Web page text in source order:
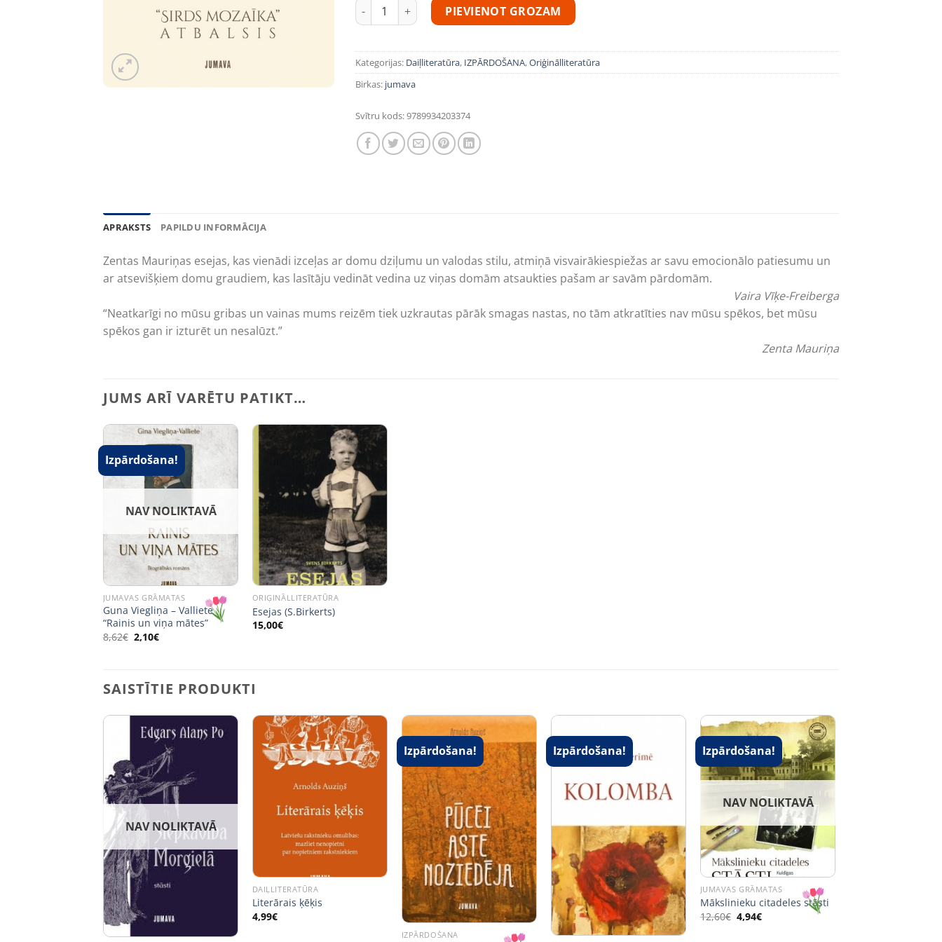
Zenta Mauriņa, Vaira Vīķe-Freiberga "Sirds mozaīka. Atbalsis" daudzums
PIEVIENOT GROZAM
Kategorijas: Daiļliteratūra, IZPĀRDOŠANA,Oriģinālliteratūra
Birkas: jumava
Svītru kods:9789934203374
APRAKSTS PAPILDU INFORMĀCIJA
Zentas Mauriņas esejas, kas vienādi izceļas ar domu dziļumu un valodas stilu, atmiņā visvairākiespiežas ar savu emocionālo patiesumu un
ar atsevišķiem domu graudiem, kas lasītāju vedināt vedina uz viņas domām atsaukties pašam ar savām pārdomām.
Vaira Vīķe-Freiberga
“Neatkarīgi no mūsu gribas un vainas mums reizēm tiek uzkrautas pārāk smagas nastas, no tām atkratīties nav mūsu spēkos, bet mūsu
spēkos gan ir izturēt un nesalūzt.”
Zenta Mauriņa
JUMS ARĪ VARĒTU PATIKT…
Izpārdošana!
NAV NOLIKTAVĀ
JUMAVAS GRĀMATAS
Guna Viegliņa – Valliete
“Rainis un viņa mātes”
8,62€ Original
price
2,10€Current
ORIĢINĀLLITERATŪRA
Esejas (S.Birkerts)
15,00€
SAISTĪTIE PRODUKTI
NAV NOLIKTAVĀ
DAIĻLITERATŪRA
Literārais ķēķis
4,99€
Izpārdošana!
IZPĀRDOŠANA
Izpārdošana! Izpārdošana!
NAV NOLIKTAVĀ
JUMAVAS GRĀMATAS
Mākslinieku citadeles stāsti
12,60€ Original
price
4,94€Current